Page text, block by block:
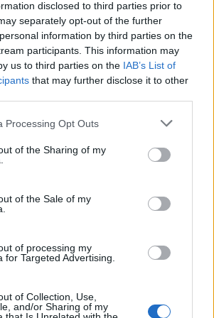
disclosed to third parties prior to
separately opt-out of the further
information by third parties on the
participants. This information may
us to third parties on the IAB’s List of
that may further disclose it to other
Processing Opt Outs
of the Sharing of my
of the Sale of my
of processing my
for Targeted Advertising.
of Collection, Use,
and/or Sharing of my
των Ολομελειών, κάτι που
λαμβάνει δύο “λίστες-γνώμες”,
να περιέχουν ενδεχομένως και
πρόσωπα.
νέος εισαγγελέας του
οΚωνσταντίνος
κατά την ψηφοφορία που
Άρειο Πάγο κατ΄εφαρμογή του
κατά τη διαδικασία
Βουλής, στην Επιτροπή Θεσμών
αντεισαγγελέας του Αρείου